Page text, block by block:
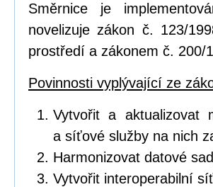
Směrnice je
novelizuje zákon č. 123/
prostředí a zákonem č. 200/
Povinnosti vyplývající ze
Vytvořit a aktualizovat
a síťové služby na nich
Harmonizovat datové
Vytvořit interoperabilní